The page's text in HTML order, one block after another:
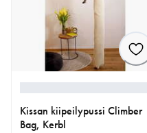
Kissan kiipeilypussi Climber
Bag, Kerbl